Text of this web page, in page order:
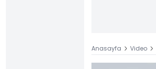
Anasayfa Video